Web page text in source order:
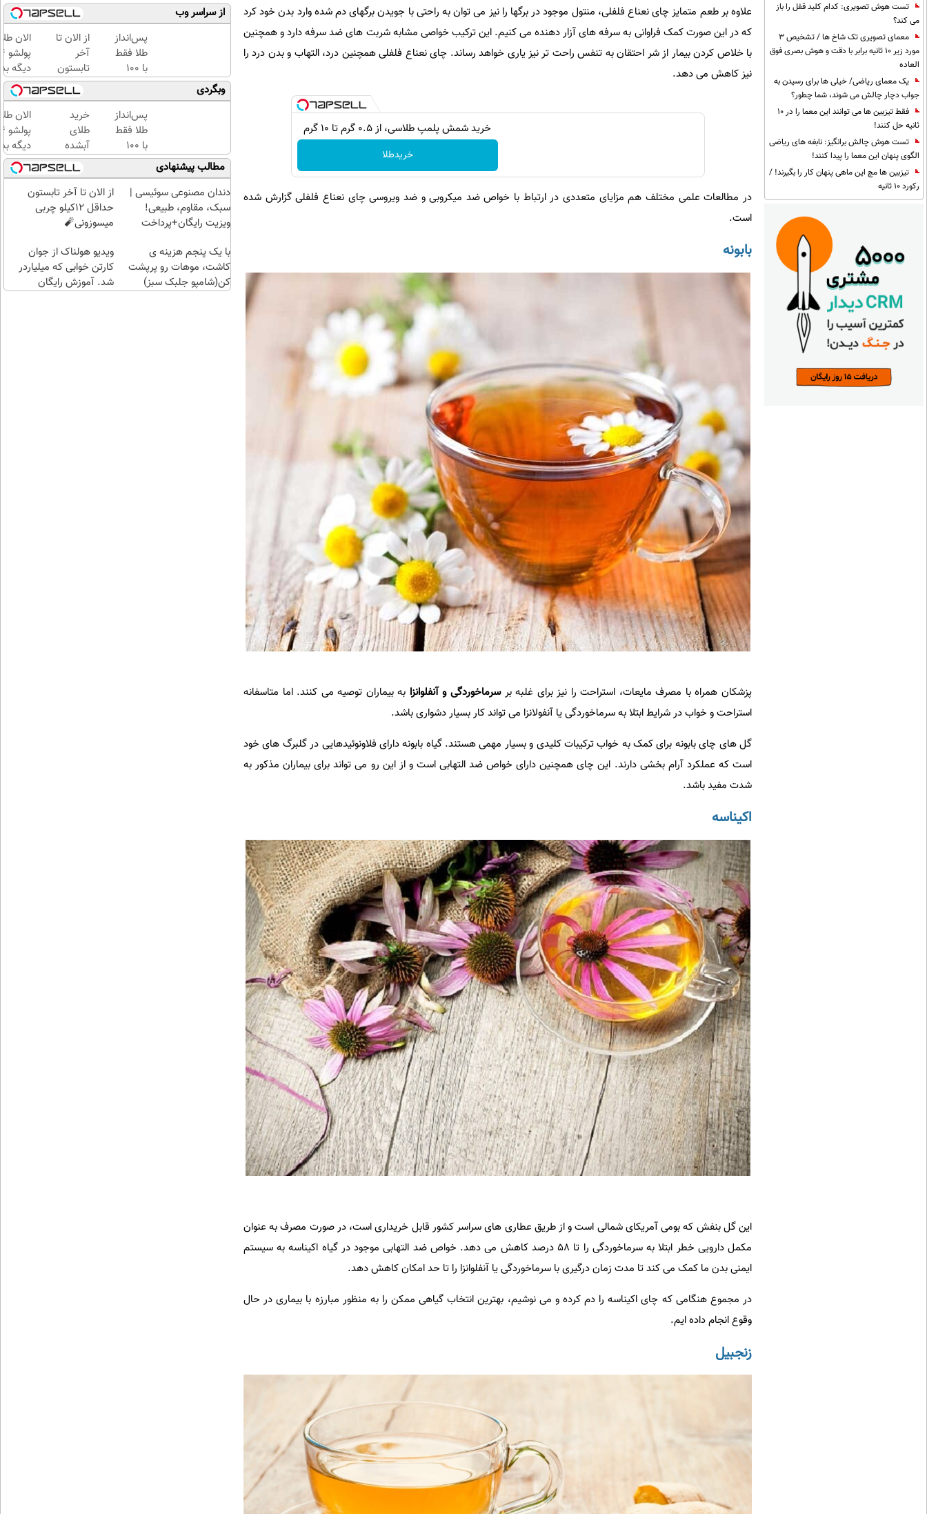
تست هوش تصویری: کدام کلید قفل را باز
می کند؟
معمای تصویری تک شاخ ها / تشخیص 3
مورد زیر 10 ثانیه برابر با دقت و هوش بصری فوق
العاده
یک معمای ریاضی/ خیلی ها برای رسیدن به
جواب دچار چالش می شوند، شما چطور؟
فقط تیزبین ها می توانند این معما را در 10
ثانیه حل کنند!
تست هوش چالش برانگیز: نابغه های ریاضی
الگوی پنهان این معما را پیدا کنند!
تیزبین ها مچ این ماهی پنهان کار را بگیرند! /
رکورد 10 ثانیه
علاوه بر طعم متمایز چای نعناع فلفلی، منتول موجود در برگها را نیز می توان به راحتی با جویدن برگهای دم شده وارد بدن خود کرد
که در این صورت کمک فراوانی به سرفه های آزار دهنده می کنیم. این ترکیب خواصی مشابه شربت های ضد سرفه دارد و همچنین
با خلاص کردن بیمار از شر احتقان به تنفس راحت تر نیز یاری خواهد رساند. چای نعناع فلفلی همچنین درد، التهاب و بدن درد را
نیز کاهش می دهد.
خرید شمش پلمپ طلاسی، از ۰.۵ گرم تا ۱۰ گرم
خریدطلا
در مطالعات علمی مختلف هم مزایای متعددی در ارتباط با خواص ضد میکروبی و ضد ویروسی چای نعناع فلفلی گزارش شده
است.
بابونه
پزشکان همراه با مصرف مایعات، استراحت را نیز برای غلبه برسرماخوردگی و آنفلوانزا به بیماران توصیه می کنند. اما متاسفانه
استراحت و خواب در شرایط ابتلا به سرماخوردگی یا آنفولانزا می تواند کار بسیار دشواری باشد.
گل های چای بابونه برای کمک به خواب ترکیبات کلیدی و بسیار مهمی هستند. گیاه بابونه دارای فلاونوئیدهایی در گلبرگ های خود
است که عملکرد آرام بخشی دارند. این چای همچنین دارای خواص ضد التهابی است و از این رو می تواند برای بیماران مذکور به
شدت مفید باشد.
اکیناسه
این گل بنفش که بومی آمریکای شمالی است و از طریق عطاری های سراسر کشور قابل خریداری است، در صورت مصرف به عنوان
مکمل دارویی خطر ابتلا به سرماخوردگی را تا 58 درصد کاهش می دهد. خواص ضد التهابی موجود در گیاه اکیناسه به سیستم
ایمنی بدن ما کمک می کند تا مدت زمان درگیری با سرماخوردگی یا آنفلوانزا را تا حد امکان کاهش دهد.
در مجموع هنگامی که چای اکیناسه را دم کرده و می نوشیم، بهترین انتخاب گیاهی ممکن را به منظور مبارزه با بیماری در حال
وقوع انجام داده ایم.
زنجبیل
از سراسر وب
پس‌انداز
طلا فقط
با ۱۰۰
هزارتومان
(امن و
راحت)
از الان تا
آخر
تابستون
حداقل
12کیلو
چربی
میسوزونی
🧨
الان
دیگه
طلا با
بی‌بهره
وبگردی
پس‌انداز
طلا فقط
با ۱۰۰
هزارتومان
(امن و
راحت)
خرید
طلای
آبشده
حتی با
۱۰۰هزارتومان
الان
دیگه
طلا با
بی‌بهره
مطالب پیشنهادی
دندان مصنوعی سوئیسی |
سبک، مقاوم، طبیعی!
ویزیت رایگان+پرداخت
از الان تا آخر تابستون
حداقل 12کیلو چربی
میسوزونی🧨
با یک پنجم هزینه ی
کاشت، موهات رو پرپشت
کن(شامپو جلبک سبز)
ویدیو هولناک از جوان
کارتن خوابی که میلیاردر
شد. آموزش رایگان